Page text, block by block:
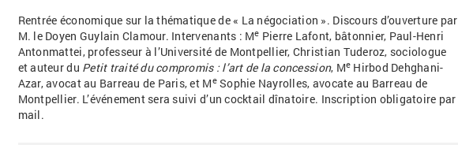
Rentrée économique sur la thématique de « La négociation ». Discours d’ouverture par
M. le Doyen Guylain Clamour. Intervenants : Me Pierre Lafont, bâtonnier, Paul-­Henri
Antonmattei, professeur à l’Université de Montpellier, Christian Tuderoz, sociologue
et auteur du Petit traité du compromis : l’art de la concession, Me Hirbod Dehghani-
Azar, avocat au Barreau de Paris, et Me ­ Sophie Nayrolles, avocate au Barreau de
Montpellier. L’événement sera suivi d’un cocktail dînatoire. Inscription obligatoire par
mail.